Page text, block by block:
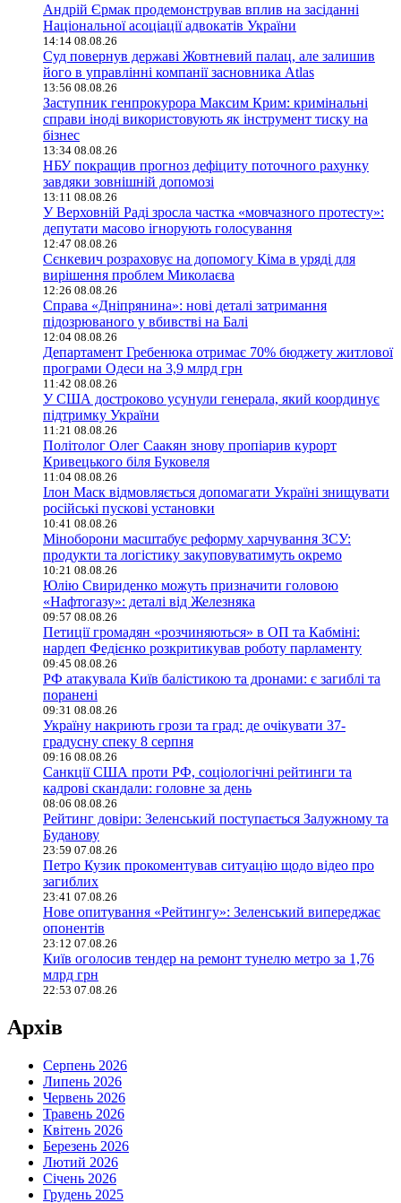
Андрій Єрмак продемонстрував вплив на засіданні
Національної асоціації адвокатів України
14:14 08.08.26
Суд повернув державі Жовтневий палац, але залишив
його в управлінні компанії засновника Atlas
13:56 08.08.26
Заступник генпрокурора Максим Крим: кримінальні
справи іноді використовують як інструмент тиску на
бізнес
13:34 08.08.26
НБУ покращив прогноз дефіциту поточного рахунку
завдяки зовнішній допомозі
13:11 08.08.26
У Верховній Раді зросла частка «мовчазного протесту»:
депутати масово ігнорують голосування
12:47 08.08.26
Сєнкевич розраховує на допомогу Кіма в уряді для
вирішення проблем Миколаєва
12:26 08.08.26
Справа «Дніпрянина»: нові деталі затримання
підозрюваного у вбивстві на Балі
12:04 08.08.26
Департамент Гребенюка отримає 70% бюджету житлової
програми Одеси на 3,9 млрд грн
11:42 08.08.26
У США достроково усунули генерала, який координує
підтримку України
11:21 08.08.26
Політолог Олег Саакян знову пропіарив курорт
Кривецького біля Буковеля
11:04 08.08.26
Ілон Маск відмовляється допомагати Україні знищувати
російські пускові установки
10:41 08.08.26
Міноборони масштабує реформу харчування ЗСУ:
продукти та логістику закуповуватимуть окремо
10:21 08.08.26
Юлію Свириденко можуть призначити головою
«Нафтогазу»: деталі від Железняка
09:57 08.08.26
Петиції громадян «розчиняються» в ОП та Кабміні:
нардеп Федієнко розкритикував роботу парламенту
09:45 08.08.26
РФ атакувала Київ балістикою та дронами: є загиблі та
поранені
09:31 08.08.26
Україну накриють грози та град: де очікувати 37-
градусну спеку 8 серпня
09:16 08.08.26
Санкції США проти РФ, соціологічні рейтинги та
кадрові скандали: головне за день
08:06 08.08.26
Рейтинг довіри: Зеленський поступається Залужному та
Буданову
23:59 07.08.26
Петро Кузик прокоментував ситуацію щодо відео про
загиблих
23:41 07.08.26
Нове опитування «Рейтингу»: Зеленський випереджає
опонентів
23:12 07.08.26
Київ оголосив тендер на ремонт тунелю метро за 1,76
млрд грн
22:53 07.08.26
Архів
Серпень 2026
Липень 2026
Червень 2026
Травень 2026
Квітень 2026
Березень 2026
Лютий 2026
Січень 2026
Грудень 2025